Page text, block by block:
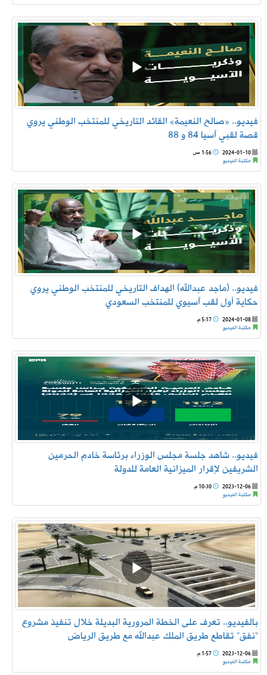
فيديو.. «صالح النعيمة» القائد التاريخي للمنتخب الوطني يروي
قصة لقبي آسيا 84 و 88
2024-01-10
مكتبة الفيديو
فيديو.. (ماجد عبدالله) الهداف التاريخي للمنتخب الوطني يروي
حكاية أول لقب آسيوي للمنتخب السعودي
2024-01-08
مكتبة الفيديو
فيديو.. شاهد جلسة مجلس الوزراء برئاسة خادم الحرمين
الشريفين لإقرار الميزانية العامة للدولة
2023-12-06
مكتبة الفيديو
بالفيديو.. تعرف على الخطة المرورية البديلة خلال تنفيذ مشروع
“نفق” تقاطع طريق الملك عبدالله مع طريق الرياض
2023-12-06
مكتبة الفيديو